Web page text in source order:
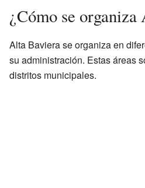
¿Cómo se
Alta Baviera se organiza en
su administración. Estas áreas
distritos municipales.